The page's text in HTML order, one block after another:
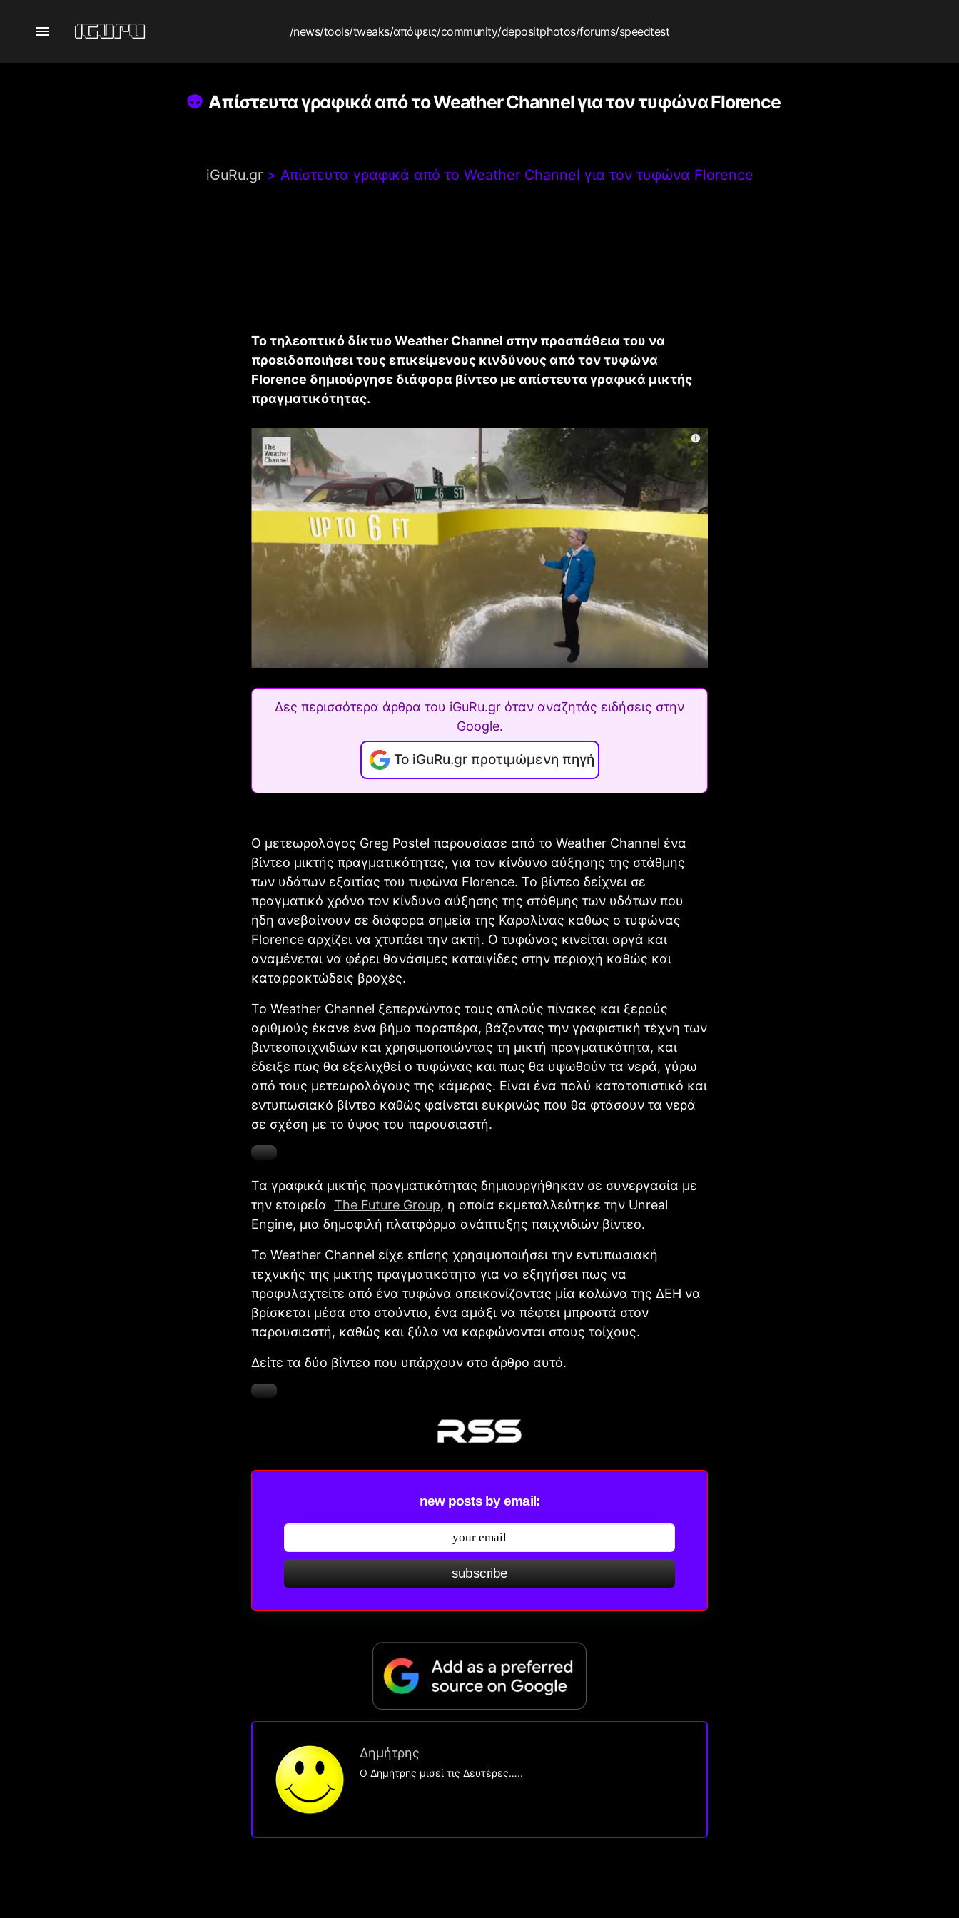
/news/tools/tweaks/απόψεις/community/depositphotos/forums/speedtest
Απίστευτα γραφικά από το Weather Channel για τον τυφώνα Florence
iGuRu.gr> Απίστευτα γραφικά από το Weather Channel για τον τυφώνα Florence
Το τηλεοπτικό δίκτυο Weather Channel στην προσπάθεια του να
προειδοποιήσει τους επικείμενους κινδύνους από τον τυφώνα
Florence δημιούργησε διάφορα βίντεο με απίστευτα γραφικά μικτής
πραγματικότητας.
Δες περισσότερα άρθρα του iGuRu.gr όταν αναζητάς ειδήσεις στην
Google.
Το iGuRu.gr προτιμώμενη πηγή
Ο μετεωρολόγος Greg Postel παρουσίασε από το Weather Channel ένα
βίντεο μικτής πραγματικότητας, για τον κίνδυνο αύξησης της στάθμης
των υδάτων εξαιτίας του τυφώνα Florence. Το βίντεο δείχνει σε
πραγματικό χρόνο τον κίνδυνο αύξησης της στάθμης των υδάτων που
ήδη ανεβαίνουν σε διάφορα σημεία της Καρολίνας καθώς ο τυφώνας
Florence αρχίζει να χτυπάει την ακτή. Ο τυφώνας κινείται αργά και
αναμένεται να φέρει θανάσιμες καταιγίδες στην περιοχή καθώς και
καταρρακτώδεις βροχές.
Το Weather Channel ξεπερνώντας τους απλούς πίνακες και ξερούς
αριθμούς έκανε ένα βήμα παραπέρα, βάζοντας την γραφιστική τέχνη των
βιντεοπαιχνιδιών και χρησιμοποιώντας τη μικτή πραγματικότητα, και
έδειξε πως θα εξελιχθεί ο τυφώνας και πως θα υψωθούν τα νερά, γύρω
από τους μετεωρολόγους της κάμερας. Είναι ένα πολύ κατατοπιστικό και
εντυπωσιακό βίντεο καθώς φαίνεται ευκρινώς που θα φτάσουν τα νερά
σε σχέση με το ύψος του παρουσιαστή.
Τα γραφικά μικτής πραγματικότητας δημιουργήθηκαν σε συνεργασία με
την εταιρεία The Future Group, η οποία εκμεταλλεύτηκε την Unreal
Engine, μια δημοφιλή πλατφόρμα ανάπτυξης παιχνιδιών βίντεο.
Το Weather Channel είχε επίσης χρησιμοποιήσει την εντυπωσιακή
τεχνικής της μικτής πραγματικότητα για να εξηγήσει πως να
προφυλαχτείτε από ένα τυφώνα απεικονίζοντας μία κολώνα της ΔΕΗ να
βρίσκεται μέσα στο στούντιο, ένα αμάξι να πέφτει μπροστά στον
παρουσιαστή, καθώς και ξύλα να καρφώνονται στους τοίχους.
Δείτε τα δύο βίντεο που υπάρχουν στο άρθρο αυτό.
new posts by email:
subscribe
Δημήτρης
O Δημήτρης μισεί τις Δευτέρες…..